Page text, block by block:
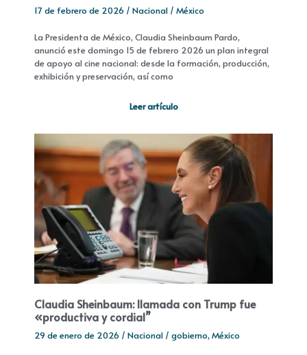
17 de febrero de 2026 / Nacional / México
La Presidenta de México, Claudia Sheinbaum Pardo,
anunció este domingo 15 de febrero 2026 un plan integral
de apoyo al cine nacional: desde la formación, producción,
exhibición y preservación, así como
Leer artículo
Claudia Sheinbaum: llamada con Trump fue
«productiva y cordial”
29 de enero de 2026 / Nacional / gobierno, México